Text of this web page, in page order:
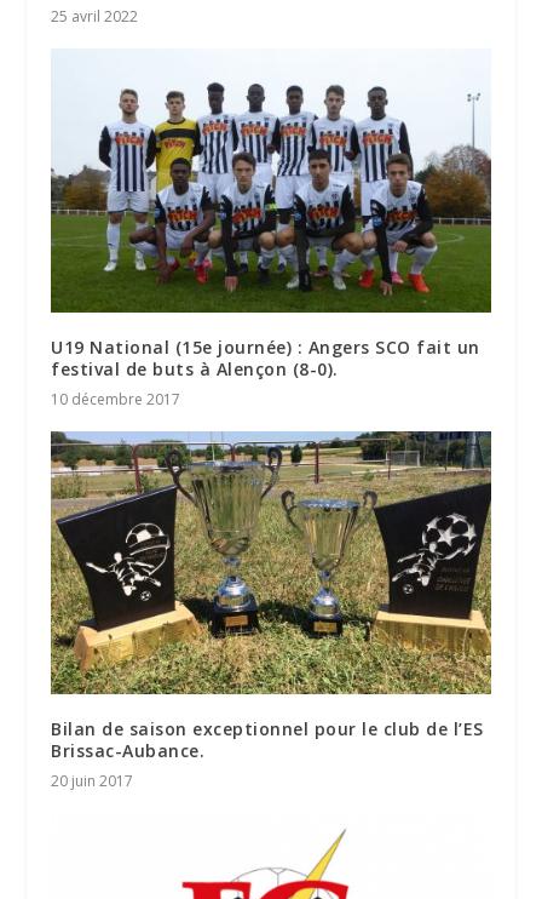
25 avril 2022
U19 National (15e journée) : Angers SCO fait un
festival de buts à Alençon (8-0).
10 décembre 2017
Bilan de saison exceptionnel pour le club de l’ES
Brissac-Aubance.
20 juin 2017